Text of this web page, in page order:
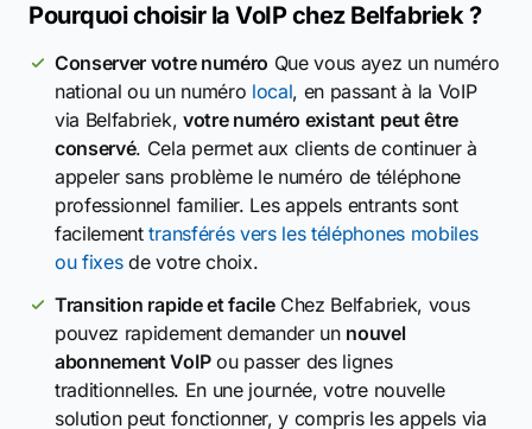
Pourquoi choisir la VoIP chez Belfabriek ?
Conserver votre numéro Que vous ayez un numéro
national ou un numéro local, en passant à la VoIP
via Belfabriek, votre numéro existant peut être
conservé. Cela permet aux clients de continuer à
appeler sans problème le numéro de téléphone
professionnel familier. Les appels entrants sont
facilementtransférés vers les téléphones mobiles
ou fixesde votre choix.
Transition rapide et facileChez Belfabriek, vous
pouvez rapidement demander un nouvel
abonnement VoIPou passer des lignes
traditionnelles. En une journée, votre nouvelle
solution peut fonctionner, y compris les appels via